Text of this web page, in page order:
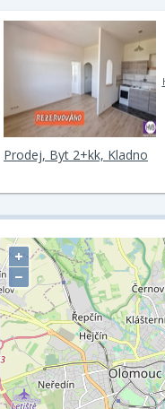
Prodej, Byt 2+kk, Kladno
+
−